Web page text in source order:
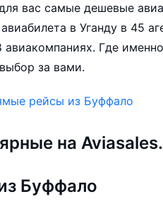
вас самые дешевые
в Уганду в 45
Где
за вами.
рейсы из Буффало
на
Буффало